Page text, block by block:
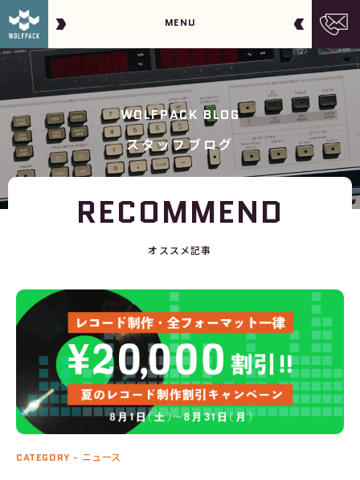
MENU
WOLFPACK BLOG
スタッフブログ
RECOMMEND
オススメ記事
CATEGORY - ニュース